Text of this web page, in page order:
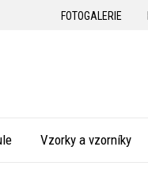
FOTOGALERIE
Vzorky a vzorníky